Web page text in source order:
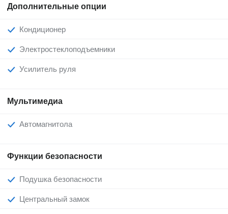
Дополнительные опции
Кондиционер
Электростеклоподъемники
Усилитель руля
Мультимедиа
Автомагнитола
Функции безопасности
Подушка безопасности
Центральный замок